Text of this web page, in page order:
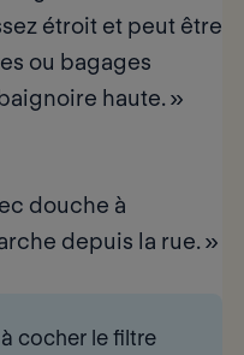
étroit et peut être
ou bagages
haute. »
douche à
depuis la rue. »
cocher le filtre